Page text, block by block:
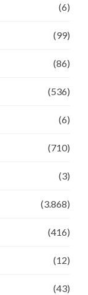
(6)
(99)
(86)
(536)
(6)
(710)
(3)
(3.868)
(416)
(12)
(43)